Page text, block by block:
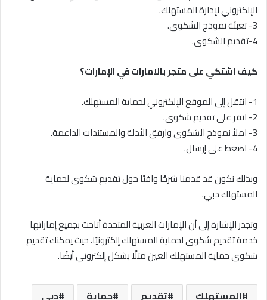
الإلكتروني لإدارة المستهلك.
3- تعبئة نموذج الشكوى.
4-تقديم الشكوى.
كيف اشتكي على متجر بالامارات في الإمارات؟
1- انتقل إلى الموقع الإلكتروني لحماية المستهلك.
2- انقر على تقديم شكوى.
3- املأ نموذج الشكوى وارفق الأدلة والمستندات الداعمة.
4- اضغط على إرسال.
وبذلك نكون قد قدمنا شرحًا وافيًا حول تقديم شكوى لحماية
المستهلك دبي.
وتجدر الإشارة إلى أن الإمارات العربية المتحدة أتاحت بجميع إماراتها
خدمة تقديم شكوى لحماية المستهلك إلكترونيًا. حيث يمكنك تقديم
شكوى حماية المستهلك العين مثلًا بشكل إلكتروني أيضًا.
المستهلك تقديم حماية دبي